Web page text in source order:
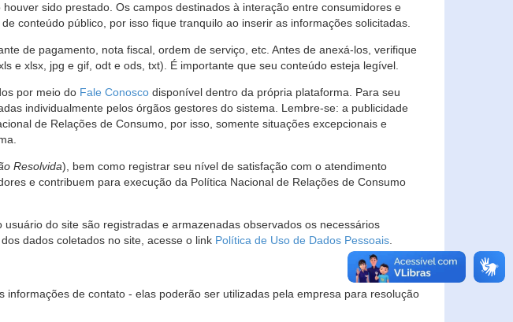
sido prestado. Os campos destinados à interação entre consumidores e
conteúdo público, por isso fique tranquilo ao inserir as informações solicitadas.
de pagamento, nota fiscal, ordem de serviço, etc. Antes de anexá-los, verifique
e xlsx, jpg e gif, odt e ods, txt). É importante que seu conteúdo esteja legível.
por meio do Fale Conosco disponível dentro da própria plataforma. Para seu
individualmente pelos órgãos gestores do sistema. Lembre-se: a publicidade
de Relações de Consumo, por isso, somente situações excepcionais e
Resolvida), bem como registrar seu nível de satisfação com o atendimento
e contribuem para execução da Política Nacional de Relações de Consumo
do site são registradas e armazenadas observados os necessários
dados coletados no site, acesse o link Política de Uso de Dados Pessoais
de contato - elas poderão ser utilizadas pela empresa para resolução